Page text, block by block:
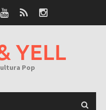
YELL
Pop